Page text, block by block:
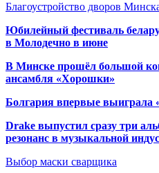
Благоустройство дворов
Юбилейный фестиваль
в Молодечно в июне
В Минске прошёл большой
ансамбля «Хорошки»
Болгария впервые выиграла
Drake выпустил сразу три
резонанс в музыкальной
Выбор маски сварщика